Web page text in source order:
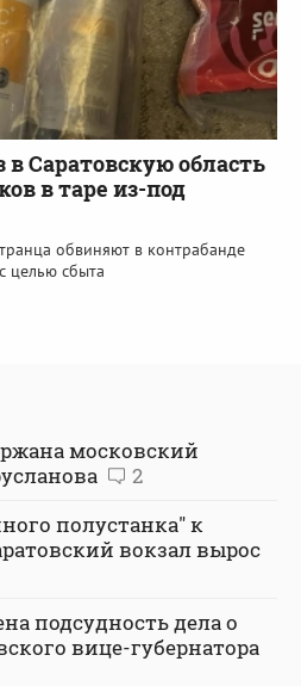
Саратовскую область
в таре из-под
обвиняют в контрабанде
целью сбыта
московский
2
полустанка" к
вокзал вырос
подсудность дела о
вице-губернатора